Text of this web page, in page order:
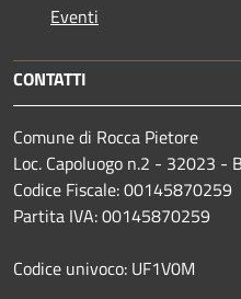
Eventi
CONTATTI
Comune di Rocca Pietore
Loc. Capoluogo n.2 - 32023 -
Codice Fiscale: 00145870259
Partita IVA: 00145870259
Codice univoco: UF1V0M